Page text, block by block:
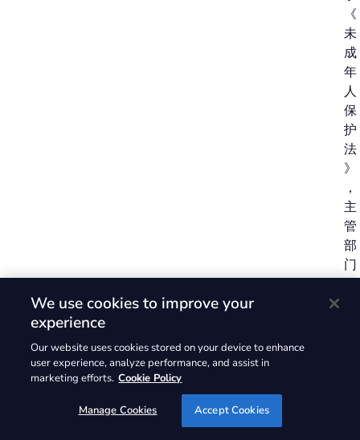
《
未
成
年
人
保
护
法
》
，
主
管
部
门
We use cookies to improve your
experience
Our website uses cookies stored on your device to enhance
user experience, analyze performance, and assist in
marketing efforts. Cookie Policy
Manage Cookies Accept Cookies